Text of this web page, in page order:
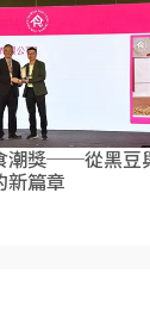
潮獎──從黑豆
新篇章